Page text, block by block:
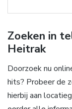
Zoeken in
Heitrak
Doorzoek nu
hits? Probeer de
hierbij aan